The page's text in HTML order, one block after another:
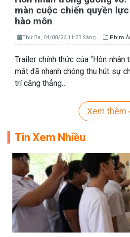
màn cuộc chiến quyền
hào môn
Thứ Ba, 04/08/26 11:23 Sáng Phim
Trailer chính thức của “Hôn nhân
mắt đã nhanh chóng thu hút sự
trí căng thẳng…
Xem thêm
Tin Xem Nhiều